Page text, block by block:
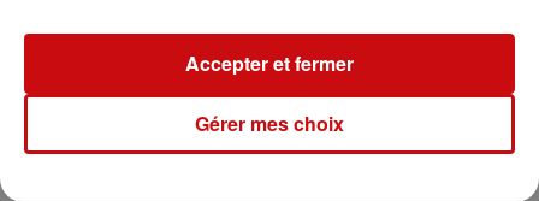
sucre
jusqu'à ce
tienne
Gérer mes choix
Accepter et fermer